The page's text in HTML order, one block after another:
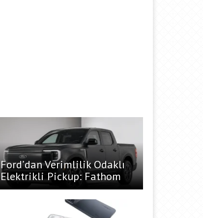
Ford’dan Verimlilik Odaklı
Elektrikli Pickup: Fathom